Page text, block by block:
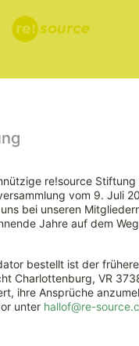
EU-
will
re!source
vom 9. Juli
bei unseren
Jahre auf dem
bestellt ist der
Charlottenburg, VR
ihre Ansprüche
unter hallof@re-